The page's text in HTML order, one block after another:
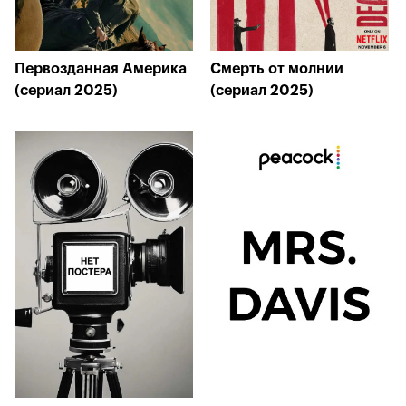
Первозданная Америка
(сериал 2025)
Смерть от молнии
(сериал 2025)